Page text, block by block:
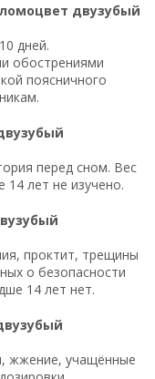
двузубый
дней.
обострениями
поясничного
перед сном. Вес
14 лет не изучено.
проктит, трещины
о безопасности
14 лет нет.
жжение, учащённые